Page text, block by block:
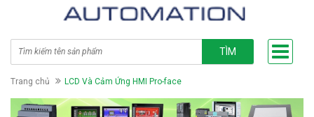
TÌM
Trang chủ LCD Và Cảm Ứng HMI Pro-face